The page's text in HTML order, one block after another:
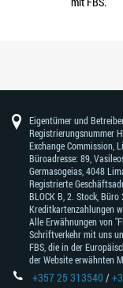
Eigentümer und
Registrierungsnummer
Exchange Commission,
Büroadresse: 89,
Germasogeias, 4048
Registrierte
BLOCK В, 2. Stock,
Kreditkartenzahlungen
Alle Erwähnungen von
Schriftverkehr mit uns
FBS, die in der
der Website erwähnten
+357 25 313540/